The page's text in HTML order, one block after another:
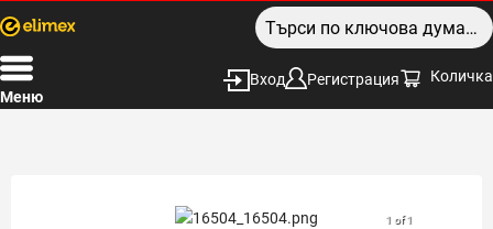
Меню
Вход Регистрация Количка
1 of 1